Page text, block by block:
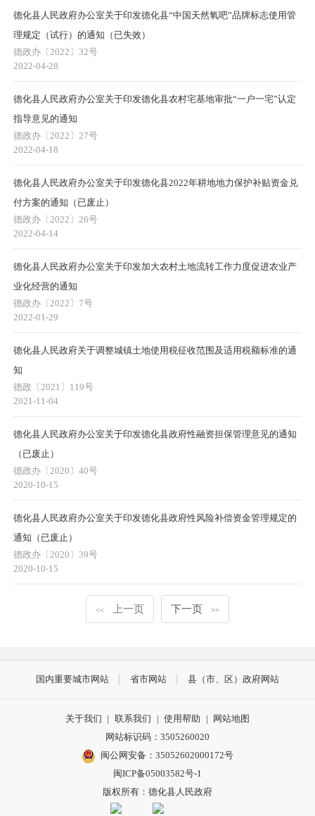
德化县人民政府办公室关于印发德化县“中国天然氧吧”品牌标志使用管
理规定（试行）的通知（已失效）
德政办〔2022〕32号
2022-04-28
德化县人民政府办公室关于印发德化县农村宅基地审批“一户一宅”认定
指导意见的通知
德政办〔2022〕27号
2022-04-18
德化县人民政府办公室关于印发德化县2022年耕地地力保护补贴资金兑
付方案的通知（已废止）
德政办〔2022〕26号
2022-04-14
德化县人民政府办公室关于印发加大农村土地流转工作力度促进农业产
业化经营的通知
德政办〔2022〕7号
2022-01-29
德化县人民政府关于调整城镇土地使用税征收范围及适用税额标准的通
知
德政〔2021〕119号
2021-11-04
德化县人民政府办公室关于印发德化县政府性融资担保管理意见的通知
（已废止）
德政办〔2020〕40号
2020-10-15
德化县人民政府办公室关于印发德化县政府性风险补偿资金管理规定的
通知（已废止）
德政办〔2020〕39号
2020-10-15
<< 上一页 下一页 >>
国内重要城市网站 省市网站 县（市、区）政府网站
关于我们 | 联系我们 | 使用帮助 |
网站地图
网站标识码：3505260020
闽公网安备：35052602000172号
闽ICP备05003582号-1
版权所有：德化县人民政府